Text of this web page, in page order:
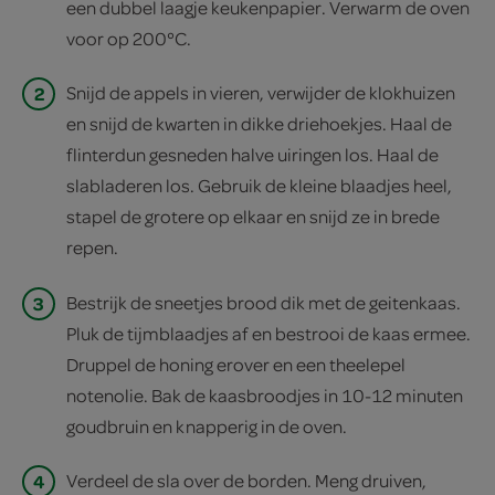
een dubbel laagje keukenpapier. Verwarm de oven
voor op 200°C.
2
Snijd de appels in vieren, verwijder de klokhuizen
en snijd de kwarten in dikke driehoekjes. Haal de
flinterdun gesneden halve uiringen los. Haal de
slabladeren los. Gebruik de kleine blaadjes heel,
stapel de grotere op elkaar en snijd ze in brede
repen.
3
Bestrijk de sneetjes brood dik met de geitenkaas.
Pluk de tijmblaadjes af en bestrooi de kaas ermee.
Druppel de honing erover en een theelepel
notenolie. Bak de kaasbroodjes in 10-12 minuten
goudbruin en knapperig in de oven.
4 Verdeel de sla over de borden. Meng druiven,